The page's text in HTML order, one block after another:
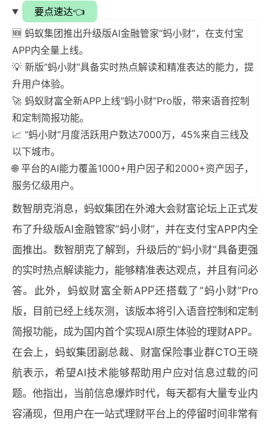
要点速达👈
🆕 蚂蚁集团推出升级版AI金融管家“蚂小财”，在支付宝
APP内全量上线。
💡 新版“蚂小财”具备实时热点解读和精准表达的能力，提
升用户体验。
🚀 蚂蚁财富全新APP上线“蚂小财”Pro版，带来语音控制
和定制简报功能。
📈 “蚂小财”月度活跃用户数达7000万，45%来自三线及
以下城市。
🌐 平台的AI能力覆盖1000+用户因子和2000+资产因子，
服务亿级用户。
数智朋克消息，蚂蚁集团在外滩大会财富论坛上正式发
布了升级版AI金融管家“蚂小财”，并在支付宝APP内全
面推出。数智朋克了解到，升级后的“蚂小财”具备更强
的实时热点解读能力，能够精准表达观点，并且有问必
答。此外，蚂蚁财富全新APP还搭载了“蚂小财”Pro
版，目前已经上线灰测，该版本将引入语音控制和定制
简报功能，成为国内首个实现AI原生体验的理财APP。
在会上，蚂蚁集团副总裁、财富保险事业群CTO王晓
航表示，希望AI技术能够帮助用户应对信息过载的问
题。他指出，当前信息爆炸时代，每天都有大量专业内
容涌现，但用户在一站式理财平台上的停留时间非常有